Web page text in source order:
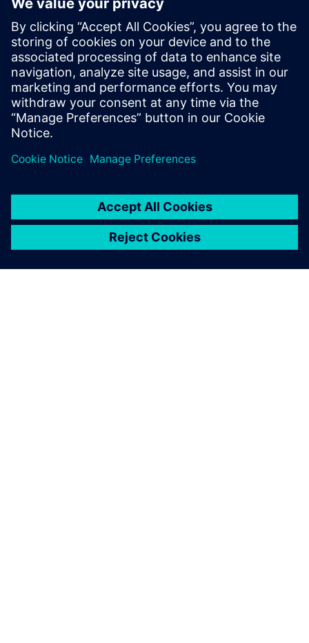
自動化されたレシピ実行で食品・飲料製造を最適化
します。デジタライゼーションを活用して、品質、
安全性、効率を向上させ、高品質で一貫性のある生
産をどこでも実行できるようにします。詳細は、イ
ンフォグラフィックをダウンロードしてご確認くだ
さい。